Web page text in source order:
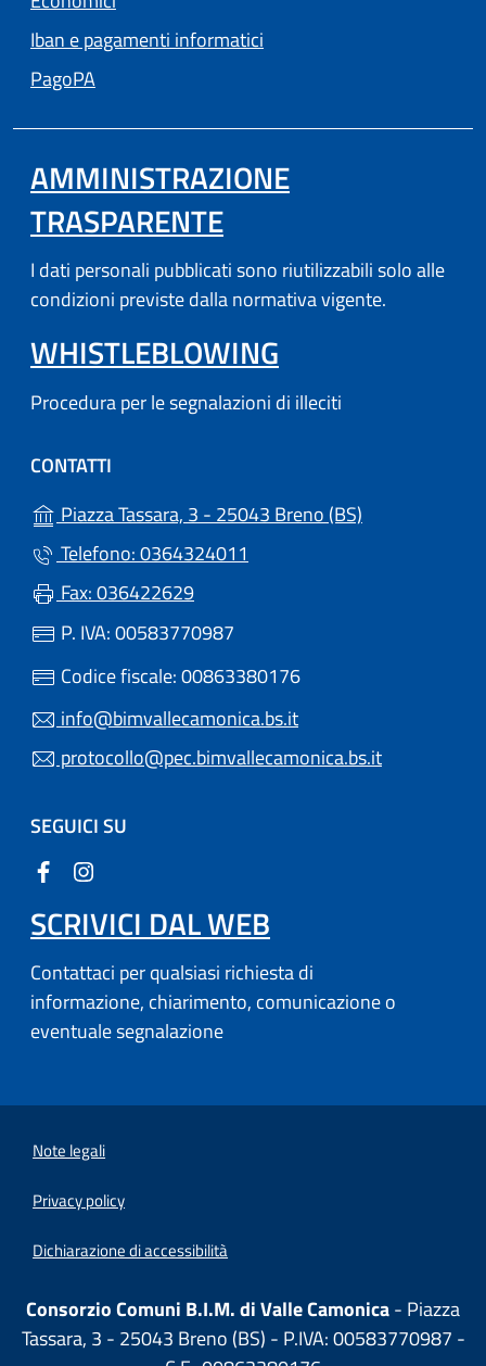
Iban e pagamenti informatici
PagoPA
AMMINISTRAZIONE
TRASPARENTE
I dati personali pubblicati sono riutilizzabili solo alle
condizioni previste dalla normativa vigente.
WHISTLEBLOWING
Procedura per le segnalazioni di illeciti
CONTATTI
Piazza Tassara, 3 - 25043 Breno (BS)
Telefono: 0364324011
Fax: 036422629
P. IVA: 00583770987
Codice fiscale: 00863380176
info@bimvallecamonica.bs.it
protocollo@pec.bimvallecamonica.bs.it
SEGUICI SU
SCRIVICI DAL WEB
Contattaci per qualsiasi richiesta di
informazione, chiarimento, comunicazione o
eventuale segnalazione
Note legali
Privacy policy
Dichiarazione di accessibilità
Consorzio Comuni B.I.M. di Valle Camonica- Piazza
Tassara, 3 - 25043 Breno (BS) - P.IVA: 00583770987 -